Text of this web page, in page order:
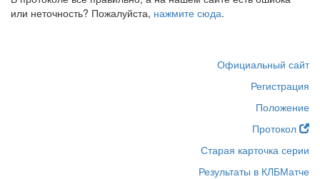
или неточность? Пожалуйста, нажмите сюда.
Официальный сайт
Регистрация
Положение
Протокол
Старая карточка серии
Результаты в КЛБМатче